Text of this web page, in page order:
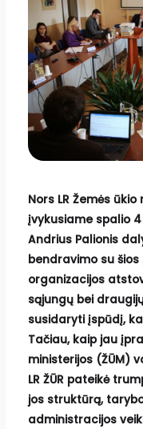
Nors LR Žemės
įvykusiame spalio
Andrius Palionis
bendravimo su
organizacijos
sąjungų bei
susidaryti įspūdį,
Tačiau, kaip jau
ministerijos (ŽŪM)
LR ŽŪR pateikė
jos struktūrą,
administracijos